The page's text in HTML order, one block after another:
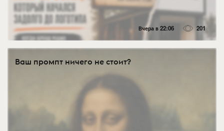
Вчера в 22:06 201
Ваш промпт ничего не стоит?